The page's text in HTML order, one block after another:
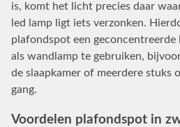
is, komt het licht precies daar
led lamp ligt iets verzonken.
plafondspot een
als wandlamp te gebruiken,
de slaapkamer of meerdere stuks
gang.
Voordelen plafondspot in